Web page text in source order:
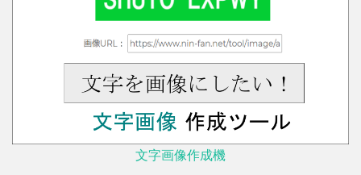
文字画像作成機